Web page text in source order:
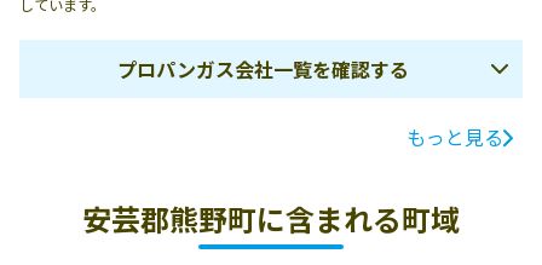
しています。
プロパンガス会社一覧を確認する
電話番号
角3丁目1-3
もっと見る
安芸郡熊野町に含まれる町域